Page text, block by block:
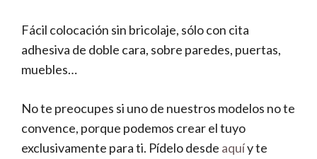
Fácil colocación sin bricolaje, sólo con cita
adhesiva de doble cara, sobre paredes, puertas,
muebles…
No te preocupes si uno de nuestros modelos no te
convence, porque podemos crear el tuyo
exclusivamente para ti. Pídelo desde aquíy te